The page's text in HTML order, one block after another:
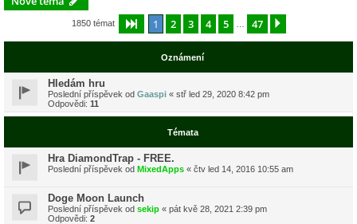
1850 témat Stránka z 47
1 2 3 4 5 47
Oznámení
Hledám hru
Poslední příspěvek od Gaaspi « stř led 29, 2020 8:42 pm
Odpovědi: 11
Témata
Hra DiamondTrap - FREE.
Poslední příspěvek od MixedApps « čtv led 14, 2016 10:55 am
Doge Moon Launch
Poslední příspěvek od sekip « pát kvě 28, 2021 2:39 pm
Odpovědi: 2